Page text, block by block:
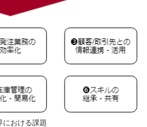
における課題